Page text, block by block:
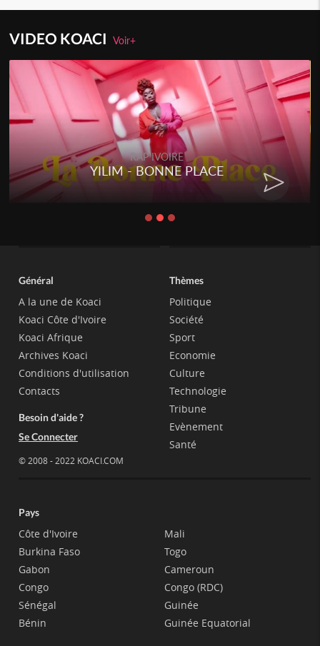
VIDEO KOACIVoir+
RAP IVOIRE
YILIM - BONNE PLACE
Général
A la une de Koaci
Koaci Côte d'Ivoire
Koaci Afrique
Archives Koaci
Conditions d'utilisation
Contacts
Besoin d'aide ?
Se Connecter
© 2008 - 2022 KOACI.COM
Thèmes
Politique
Société
Sport
Economie
Culture
Technologie
Tribune
Evènement
Santé
Pays
Côte d'Ivoire
Burkina Faso
Gabon
Congo
Sénégal
Bénin
Mali
Togo
Cameroun
Congo (RDC)
Guinée
Guinée Equatorial